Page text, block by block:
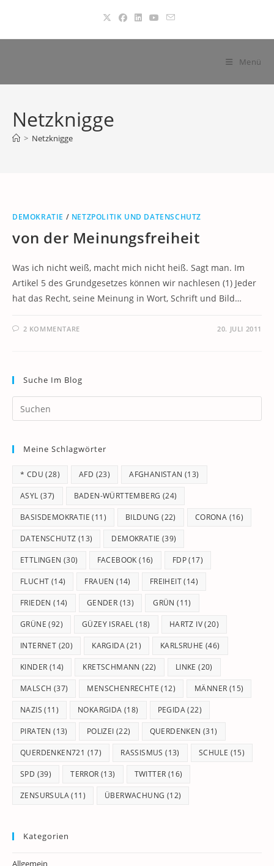
springen
Menü
Netzknigge
> Netzknigge
DEMOKRATIE / NETZPOLITIK UND DATENSCHUTZ
von der Meinungsfreiheit
Was ich nicht weiß, macht mich nicht heiß. Sagt man. Im
Artikel 5 des Grundgesetzes können wir nachlesen (1) Jeder
hat das Recht, seine Meinung in Wort, Schrift und Bild…
2 KOMMENTARE 20. JULI 2011
Suche Im Blog
Meine Schlagwörter
* CDU (28) AFD (23) AFGHANISTAN (13)
ASYL (37) BADEN-WÜRTTEMBERG (24)
BASISDEMOKRATIE (11) BILDUNG (22) CORONA (16)
DATENSCHUTZ (13) DEMOKRATIE (39)
ETTLINGEN (30) FACEBOOK (16) FDP(17)
FLUCHT (14) FRAUEN (14) FREIHEIT(14)
FRIEDEN (14) GENDER (13) GRÜN (11)
GRÜNE (92) GÜZEY ISRAEL (18) HARTZ IV(20)
INTERNET (20) KARGIDA(21) KARLSRUHE (46)
KINDER (14) KRETSCHMANN (22) LINKE (20)
MALSCH (37) MENSCHENRECHTE (12) MÄNNER (15)
NAZIS (11) NOKARGIDA (18) PEGIDA(22)
PIRATEN (13) POLIZEI (22) QUERDENKEN (31)
QUERDENKEN721 (17) RASSISMUS (13) SCHULE (15)
SPD (39) TERROR (13) TWITTER (16)
ZENSURSULA(11) ÜBERWACHUNG (12)
Kategorien
Allgemein